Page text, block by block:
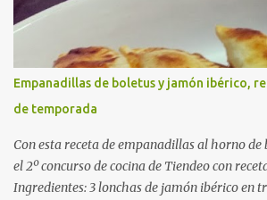
gusto (Opcional) una ramita de romero
verduras Limpia las alcachofas, retira las
cuartos. Trocea las judías verdes. Reserva
que no se oxiden. 2. Sofríe las carnes En la
chorro de aceite de oliva y dora bien el pollo
medio-alto. Este paso es clave: cuanto más
Empanadillas de boletus y jamón ibérico,
de temporada
Con esta receta de empanadillas al horno
el 2º concurso de cocina de Tiendeo con
Ingredientes: 3 lonchas de jamón ibérico en